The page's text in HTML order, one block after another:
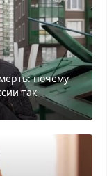
почему
так